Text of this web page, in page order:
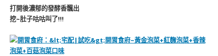
打開後濃郁的發酵香飄出
挖~肚子咕咕叫了!!!